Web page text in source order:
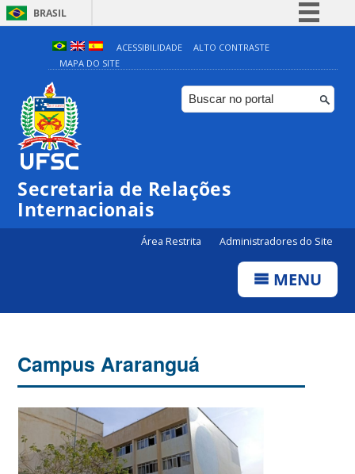
BRASIL
Simplifique!
Comunica BR
Participe
ACESSIBILIDADE
ALTO CONTRASTE
MAPA DO SITE
Secretaria de Relações
Internacionais
Área Restrita Administradores do Site
MENU
Campus Araranguá